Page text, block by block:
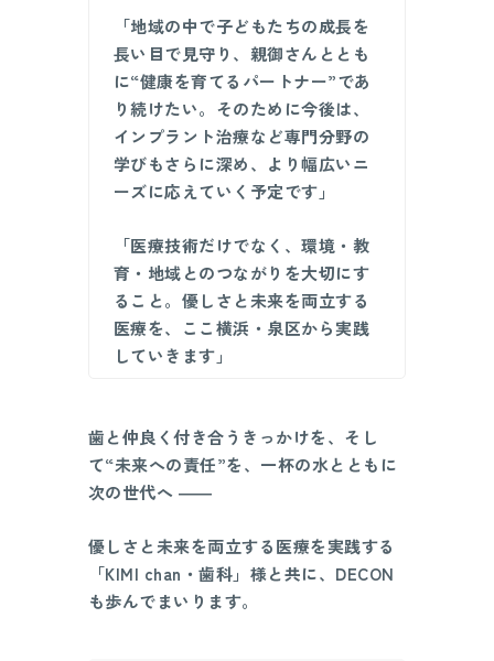
「地域の中で子どもたちの成長を
長い目で見守り、親御さんととも
に“健康を育てるパートナー”であ
り続けたい。そのために今後は、
インプラント治療など専門分野の
学びもさらに深め、より幅広いニ
ーズに応えていく予定です」
「医療技術だけでなく、環境・教
育・地域とのつながりを大切にす
ること。優しさと未来を両立する
医療を、ここ横浜・泉区から実践
していきます」
歯と仲良く付き合うきっかけを、そし
て“未来への責任”を、一杯の水とともに
次の世代へ ――
優しさと未来を両立する医療を実践する
「KIMI chan・歯科」様と共に、DECON
も歩んでまいります。